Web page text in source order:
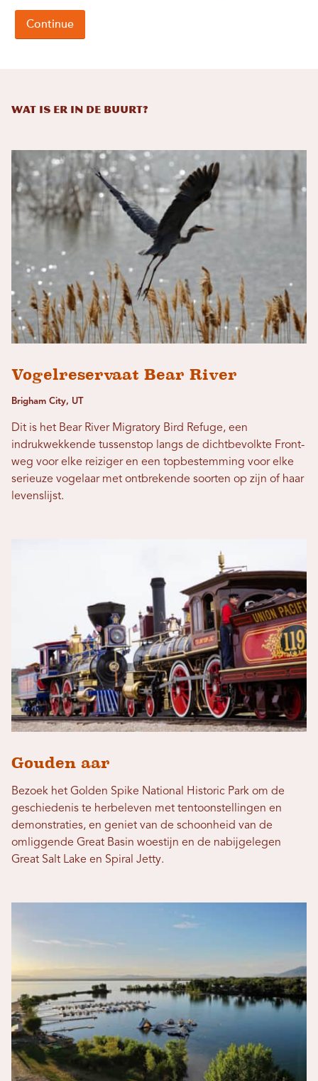
Wat is er in de buurt?
Vogelreservaat Bear River
Brigham City, UT
Dit is het Bear River Migratory Bird Refuge, een
indrukwekkende tussenstop langs de dichtbevolkte Front-
weg voor elke reiziger en een topbestemming voor elke
serieuze vogelaar met ontbrekende soorten op zijn of haar
levenslijst.
Gouden aar
Bezoek het Golden Spike National Historic Park om de
geschiedenis te herbeleven met tentoonstellingen en
demonstraties, en geniet van de schoonheid van de
omliggende Great Basin woestijn en de nabijgelegen
Great Salt Lake en Spiral Jetty.